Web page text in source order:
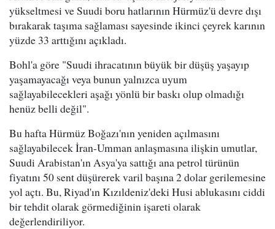
yükseltmesi ve Suudi boru hatlarının Hürmüz'ü devre dışı
bırakarak taşıma sağlaması sayesinde ikinci çeyrek karının
yüzde 33 arttığını açıkladı.
Bohl'a göre "Suudi ihracatının büyük bir düşüş yaşayıp
yaşamayacağı veya bunun yalnızca uyum
sağlayabilecekleri aşağı yönlü bir baskı olup olmadığı
henüz belli değil".
Bu hafta Hürmüz Boğazı'nın yeniden açılmasını
sağlayabilecek İran-Umman anlaşmasına ilişkin umutlar,
Suudi Arabistan'ın Asya'ya sattığı ana petrol türünün
fiyatını 50 sent düşürerek varil başına 2 dolar gerilemesine
yol açtı. Bu, Riyad'ın Kızıldeniz'deki Husi ablukasını ciddi
bir tehdit olarak görmediğinin işareti olarak
değerlendiriliyor.